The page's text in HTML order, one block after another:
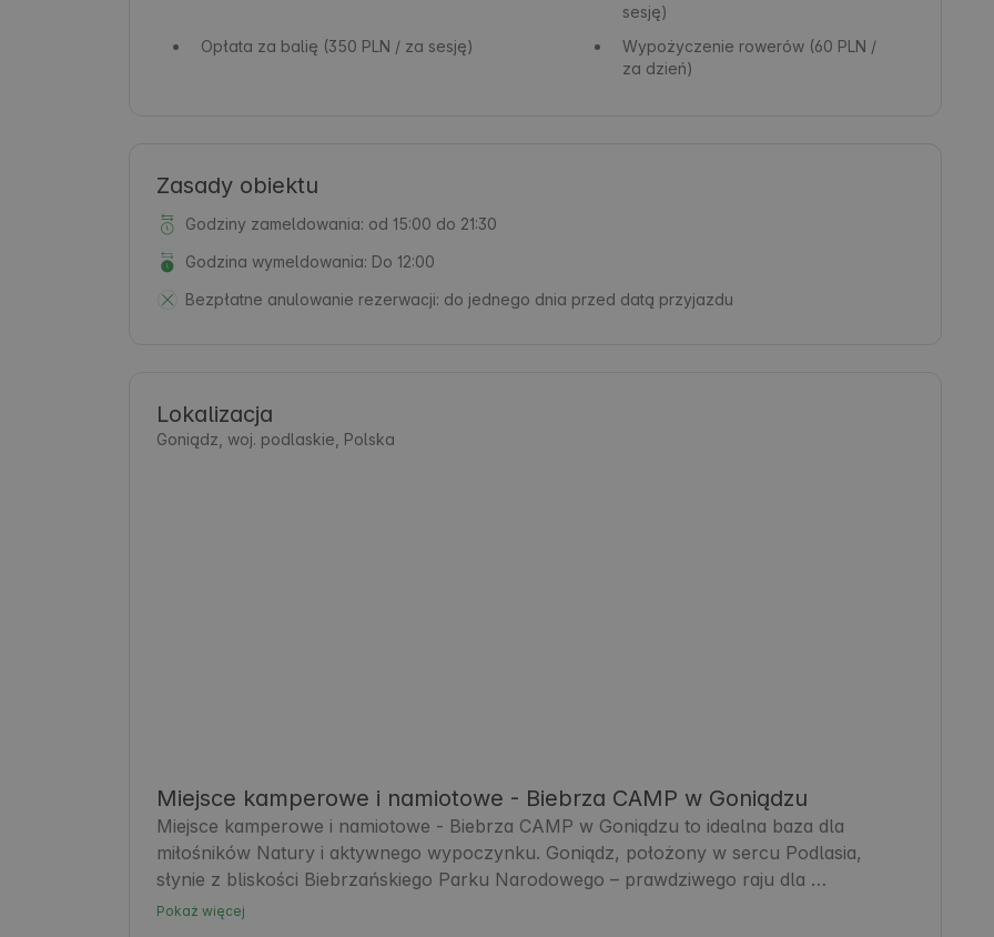
sesję)
Opłata za balię (350 PLN / za sesję) Wypożyczenie rowerów(60 PLN /
za dzień)
Zasady obiektu
Godziny zameldowania: od 15:00 do 21:30
Godzina wymeldowania: Do 12:00
Bezpłatne anulowanie rezerwacji: do jednego dnia przed datą przyjazdu
Lokalizacja
Goniądz, woj. podlaskie, Polska
Miejsce kamperowe i namiotowe - Biebrza CAMP w Goniądzu
Miejsce kamperowe i namiotowe - Biebrza CAMP w Goniądzu to idealna baza dla
miłośników Natury i aktywnego wypoczynku. Goniądz, położony w sercu Podlasia,
słynie z bliskości Biebrzańskiego Parku Narodowego – prawdziwego raju dla
obserwatorów ptaków i spacerowiczów. Goście znajdą tu spokój, świeże powietrze i
Pokaż więcej